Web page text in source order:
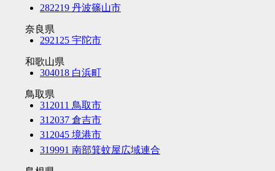
282219 丹波篠山市
奈良県
292125 宇陀市
和歌山県
304018 白浜町
鳥取県
312011 鳥取市
312037 倉吉市
312045 境港市
319991 南部箕蚊屋広域連合